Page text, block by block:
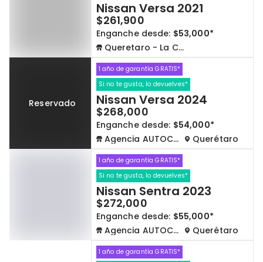
Nissan Versa 2021
$261,900
Enganche desde: $53,000*
Queretaro - La Capilla
Reservado
1 año de garantía GRATIS*
Si no te gusta, lo devuelves*
Nissan Versa 2024
$268,000
Enganche desde: $54,000*
Agencia AUTOCOM
Querétaro
1 año de garantía GRATIS*
Si no te gusta, lo devuelves*
Nissan Sentra 2023
$272,000
Enganche desde: $55,000*
Agencia AUTOCOM
Querétaro
1 año de garantía GRATIS*